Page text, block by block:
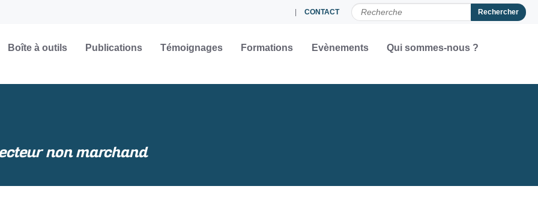
CONTACT
CHERCHER PAR
Boîte à outils Publications Témoignages Formations Evènements Qui sommes-nous ?
non marchand